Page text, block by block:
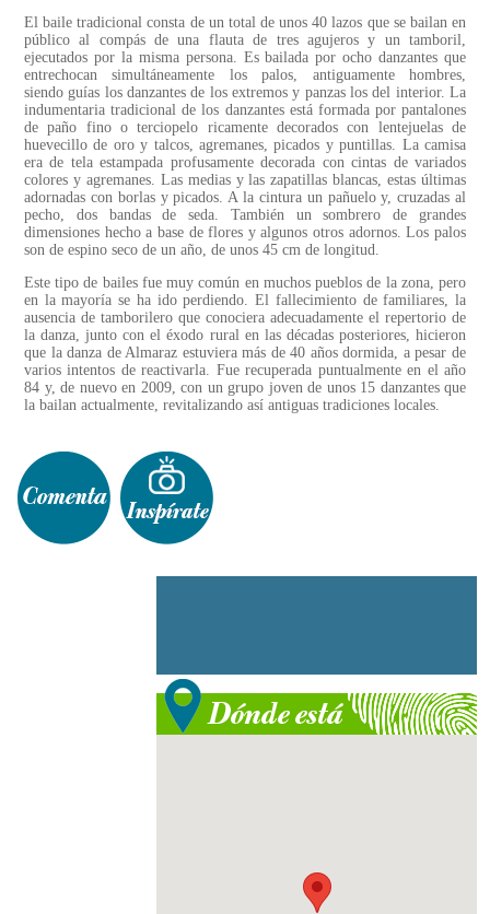
El baile tradicional consta de un total de unos 40 lazos que se bailan en
público al compás de una flauta de tres agujeros y un tamboril,
ejecutados por la misma persona. Es bailada por ocho danzantes que
entrechocan simultáneamente los palos, antiguamente hombres,
siendo guías los danzantes de los extremos y panzas los del interior. La
indumentaria tradicional de los danzantes está formada por pantalones
de paño fino o terciopelo ricamente decorados con lentejuelas de
huevecillo de oro y talcos, agremanes, picados y puntillas. La camisa
era de tela estampada profusamente decorada con cintas de variados
colores y agremanes. Las medias y las zapatillas blancas, estas últimas
adornadas con borlas y picados. A la cintura un pañuelo y, cruzadas al
pecho, dos bandas de seda. También un sombrero de grandes
dimensiones hecho a base de flores y algunos otros adornos. Los palos
son de espino seco de un año, de unos 45 cm de longitud.
Este tipo de bailes fue muy común en muchos pueblos de la zona, pero
en la mayoría se ha ido perdiendo. El fallecimiento de familiares, la
ausencia de tamborilero que conociera adecuadamente el repertorio de
la danza, junto con el éxodo rural en las décadas posteriores, hicieron
que la danza de Almaraz estuviera más de 40 años dormida, a pesar de
varios intentos de reactivarla. Fue recuperada puntualmente en el año
84 y, de nuevo en 2009, con un grupo joven de unos 15 danzantes que
la bailan actualmente, revitalizando así antiguas tradiciones locales.